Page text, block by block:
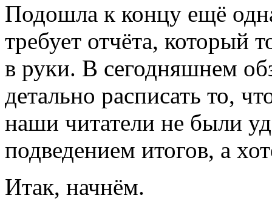
Подошла к концу ещё
требует отчёта, который
в руки. В сегодняшнем
детально расписать то,
наши читатели не были
подведением итогов, а
Итак, начнём.